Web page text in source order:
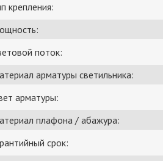
крепления:
поток:
арматуры светильника:
арматуры:
плафона / абажура:
срок: